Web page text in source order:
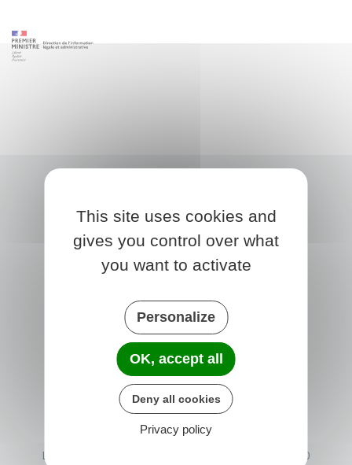
TRÉGLAMUS
15 rue de la Mairie
22540 Tréglamus
France
02 96 43 17 93
Horaires de la mairie
Lundi, Mardi et Jeudi :
13h30 - 17h30
This site uses cookies and
gives you control over what
you want to activate
Personalize
OK, accept all
Deny all cookies
Privacy policy